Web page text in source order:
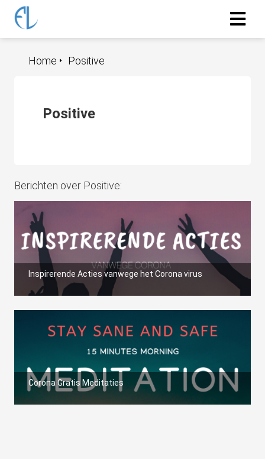
Positive
Home
Positive
Berichten over Positive:
Inspirerende Acties vanwege het Corona virus
Corona Gratis Meditaties